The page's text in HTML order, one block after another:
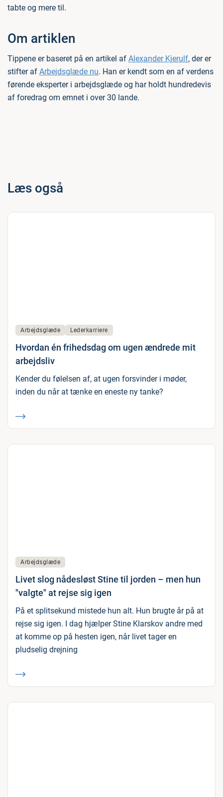
tabte og mere til.
Om artiklen
Tippene er baseret på en artikel af Alexander Kjerulf, der er
stifter af Arbejdsglæde nu. Han er kendt som en af verdens
førende eksperter i arbejdsglæde og har holdt hundredevis
af foredrag om emnet i over 30 lande.
Læs også
Arbejdsglæde Lederkarriere
Hvordan én frihedsdag om ugen ændrede mit
arbejdsliv
Kender du følelsen af, at ugen forsvinder i møder,
inden du når at tænke en eneste ny tanke?
Arbejdsglæde
Livet slog nådesløst Stine til jorden – men hun
"valgte" at rejse sig igen
På et splitsekund mistede hun alt. Hun brugte år på at
rejse sig igen. I dag hjælper Stine Klarskov andre med
at komme op på hesten igen, når livet tager en
pludselig drejning